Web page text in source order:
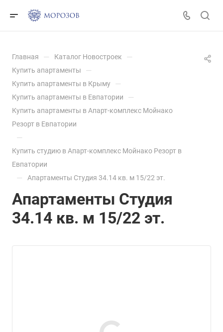
Главная — Каталог Новостроек —
Купить апартаменты —
Купить апартаменты в Крыму —
Купить апартаменты в Евпатории —
Купить апартаменты в Апарт-комплекс Мойнако
Резорт в Евпатории
—
Купить студию в Апарт-комплекс Мойнако Резорт в
Евпатории
— Апартаменты Студия 34.14 кв. м 15/22 эт.
Апартаменты Студия
34.14 кв. м 15/22 эт.